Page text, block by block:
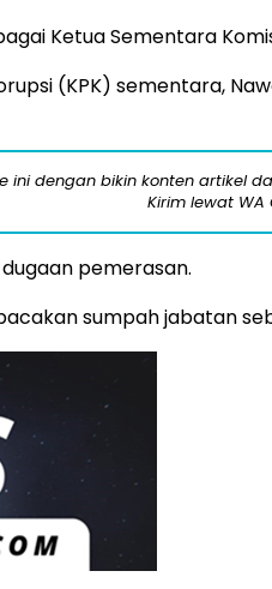
Ketua Sementara
(KPK) sementara,
dengan bikin konten artikel
Kirim lewat WA
pemerasan.
sumpah jabatan